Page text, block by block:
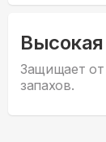
Высокая
Защищает
запахов.